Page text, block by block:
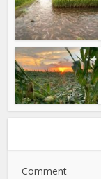
Comment